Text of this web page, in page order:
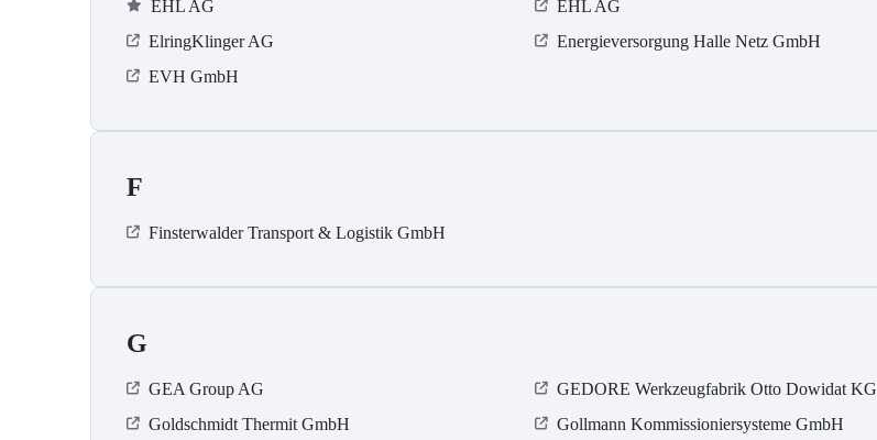
EHL AG EHL AG
ElringKlinger AG
Energieversorgung Halle Netz GmbH
EVH GmbH
F
Finsterwalder Transport & Logistik GmbH
G
GEA Group AG GEDORE Werkzeugfabrik Otto Dowidat KG
Goldschmidt Thermit GmbH
Gollmann Kommissioniersysteme GmbH